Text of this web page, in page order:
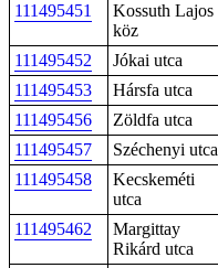
111495451
Kossuth Lajos
köz
111495452 Jókai utca
111495453
Hársfa utca
111495456
Zöldfa utca
111495457
Széchenyi utca
111495458
Kecskeméti
utca
111495462
Margittay
Rikárd utca